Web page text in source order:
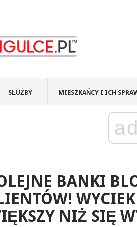
SŁUŻBY MIESZKAŃCY I ICH
ad
BANKI
NIŻ SIĘ